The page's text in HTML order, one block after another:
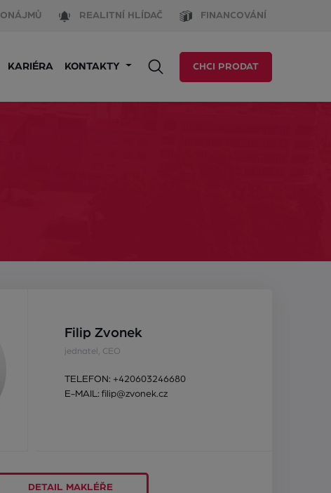
REALITNÍ HLÍDAČ FINANCOVÁNÍ
KARIÉRA KONTAKTY CHCI PRODAT
Filip Zvonek
jednatel, CEO
TELEFON: +420603246680
E-MAIL: filip@zvonek.cz
DETAIL MAKLÉŘE